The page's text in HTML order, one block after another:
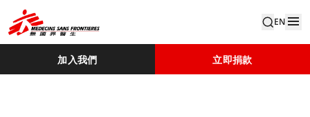
EN
加入我們 立即捐款